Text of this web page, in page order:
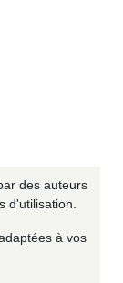
des auteurs
d'utilisation.
à vos